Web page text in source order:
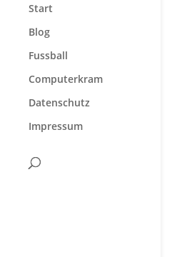
Start
Blog
Fussball
Computerkram
Datenschutz
Impressum